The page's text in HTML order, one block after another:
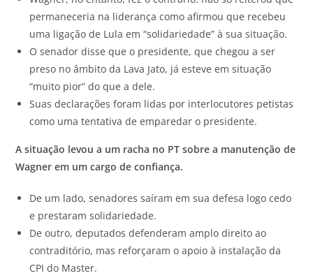
permaneceria na liderança como afirmou que recebeu
uma ligação de Lula em “solidariedade” à sua situação.
O senador disse que o presidente, que chegou a ser
preso no âmbito da Lava Jato, já esteve em situação
“muito pior” do que a dele.
Suas declarações foram lidas por interlocutores petistas
como uma tentativa de emparedar o presidente.
A situação levou a um racha no PT sobre a manutenção de
Wagner em um cargo de confiança.
De um lado, senadores saíram em sua defesa logo cedo
e prestaram solidariedade.
De outro, deputados defenderam amplo direito ao
contraditório, mas reforçaram o apoio à instalação da
CPI do Master.